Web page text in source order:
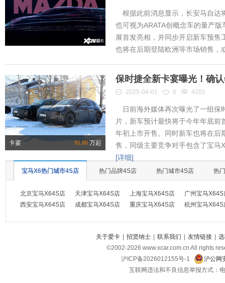
根据此前消息显示，长安马自达
也可视为ARATA创概念车的量产
展首发亮相，并同步开启新车预售
也将在后期登陆欧洲等市场销售，
卡宴 91.80万起
保时捷全新卡宴曝光！确
2025-04-01 0 4201
日前海外媒体再次曝光了一组保
片，新车预计最快将于今年年底
年初上市开售。同时新车也将在后
售，同级主要竞争对手包含了宝马
[详细]
宝马X6热门城市4S店 热门品牌4S店 热门城市4S店 热
北京宝马X64S店 天津宝马X64S店 上海宝马X64S店
广州宝马X64S
西安宝马X64S店
成都宝马X64S店 重庆宝马X64S店 杭州宝马X64S
关于爱卡 | 招贤纳士 | 联系我们 | 友情链接 |
©2002-2026 www.xcar.com.cn All rights
沪ICP备2026012155号-1
沪公网
互联网违法和不良信息举报方式：